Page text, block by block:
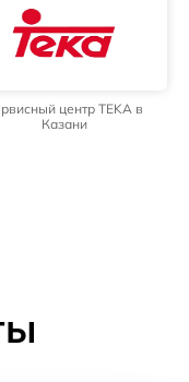
центр TEKA в
Казани